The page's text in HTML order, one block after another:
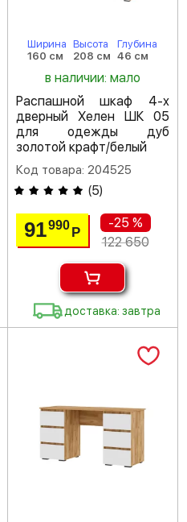
Ширина
160 см
Высота
208 см
Глубина
46 см
в наличии: мало
Распашной шкаф 4-х
дверный Хелен ШК 05
для одежды дуб
золотой крафт/белый
Код товара: 204525
(5)
91990 Р
-25 %
122 650
доставка: завтра